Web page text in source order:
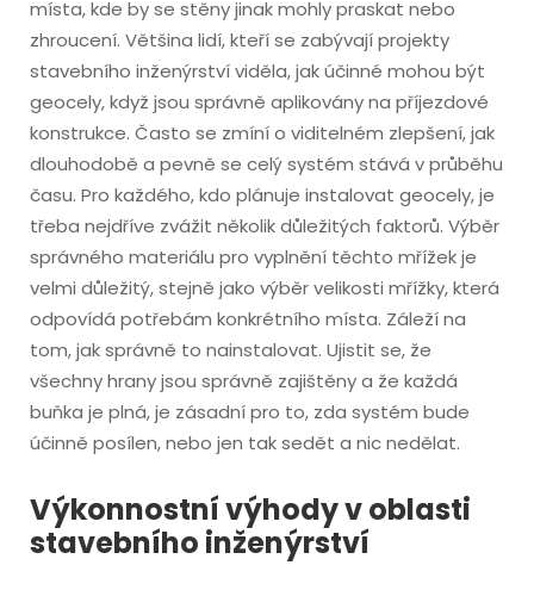
místa, kde by se stěny jinak mohly praskat nebo
zhroucení. Většina lidí, kteří se zabývají projekty
stavebního inženýrství viděla, jak účinné mohou být
geocely, když jsou správně aplikovány na příjezdové
konstrukce. Často se zmíní o viditelném zlepšení, jak
dlouhodobě a pevně se celý systém stává v průběhu
času. Pro každého, kdo plánuje instalovat geocely, je
třeba nejdříve zvážit několik důležitých faktorů. Výběr
správného materiálu pro vyplnění těchto mřížek je
velmi důležitý, stejně jako výběr velikosti mřížky, která
odpovídá potřebám konkrétního místa. Záleží na
tom, jak správně to nainstalovat. Ujistit se, že
všechny hrany jsou správně zajištěny a že každá
buňka je plná, je zásadní pro to, zda systém bude
účinně posílen, nebo jen tak sedět a nic nedělat.
Výkonnostní výhody v oblasti
stavebního inženýrství